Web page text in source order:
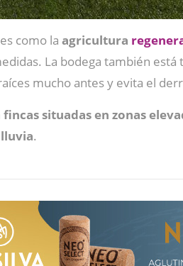
como la agricultura
La bodega también está
mucho antes y evita el
fincas situadas en zonas
.